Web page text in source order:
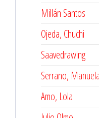
Millán Santos
Ojeda, Chuchi
Saavedrawing
Serrano, Manuela
Amo, Lola